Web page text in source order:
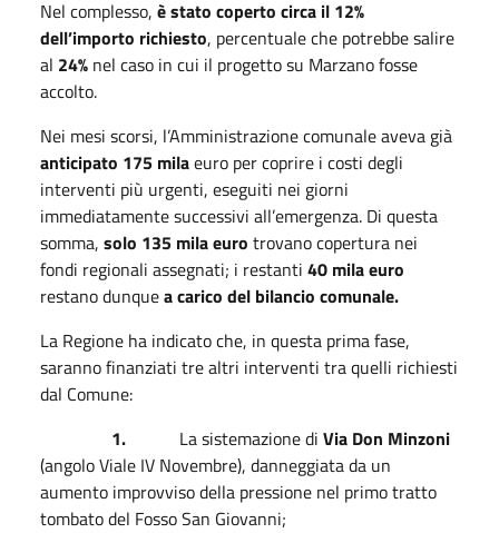
Nel complesso, è stato coperto circa il 12%
dell’importo richiesto, percentuale che potrebbe salire
al 24% nel caso in cui il progetto su Marzano fosse
accolto.
Nei mesi scorsi, l’Amministrazione comunale aveva già
anticipato 175 milaeuro per coprire i costi degli
interventi più urgenti, eseguiti nei giorni
immediatamente successivi all’emergenza. Di questa
somma, solo 135 mila euro trovano copertura nei
fondi regionali assegnati; i restanti 40 mila euro
restano dunquea carico del bilancio comunale.
La Regione ha indicato che, in questa prima fase,
saranno finanziati tre altri interventi tra quelli richiesti
dal Comune:
1.
La sistemazione di Via Don Minzoni
(angolo Viale IV Novembre), danneggiata da un
aumento improvviso della pressione nel primo tratto
tombato del Fosso San Giovanni;